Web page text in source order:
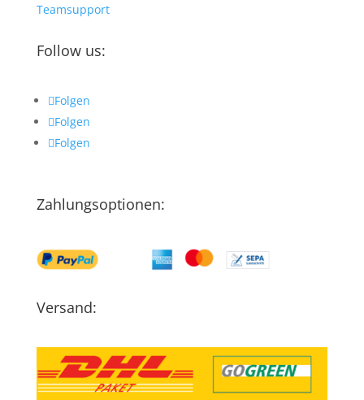
Teamsupport
Follow us:
Folgen
Folgen
Folgen
Zahlungsoptionen:
Versand: